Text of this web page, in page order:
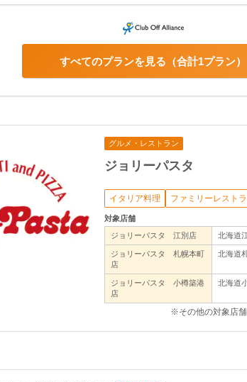
合計1プラン
すべてのプランを見る
グルメ・レストラン
ジョリーパスタ
イタリア料理 ファミリーレスト
対象店舗
ジョリーパスタ 江別店
北海道
ジョリーパスタ 札幌本町
店
北海道
ジョリーパスタ 小樽築港
店
北海道
※その他の対象店